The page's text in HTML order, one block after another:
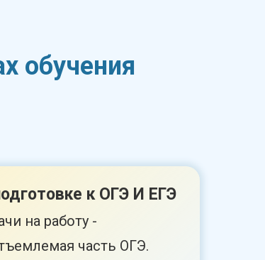
обучения
на работу -
часть ОГЭ.
к ОГЭ И ЕГЭ